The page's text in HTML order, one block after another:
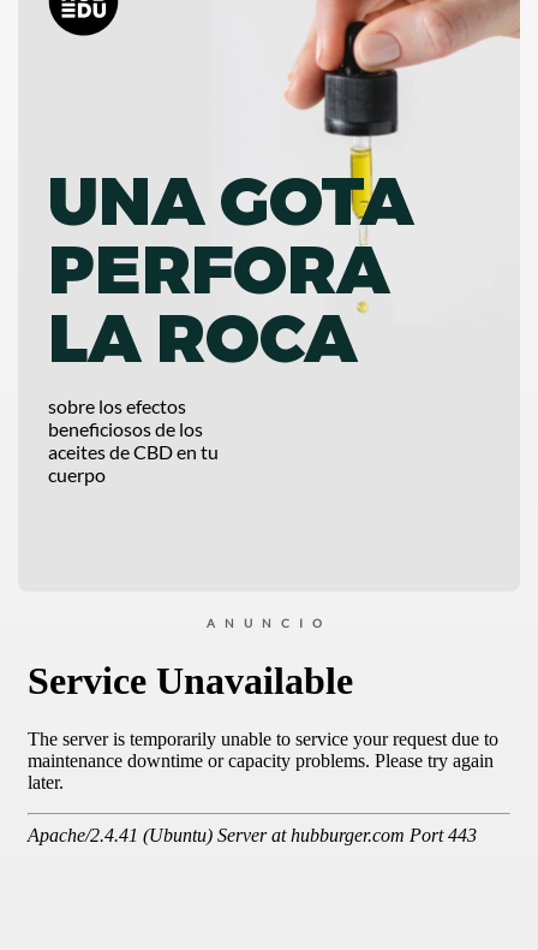
UNA GOTA
PERFORA
LA ROCA
sobre los efectos
beneficiosos de los
aceites de CBD en tu
cuerpo
ANUNCIO